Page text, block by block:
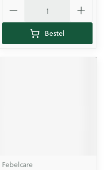
Bestel
Febelcare